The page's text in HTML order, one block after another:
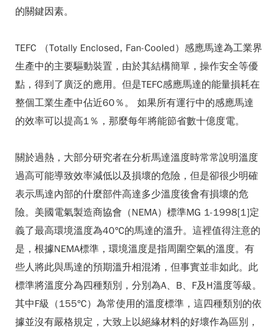
的關鍵因素。
TEFC （Totally Enclosed, Fan-Cooled）感應馬達為工業界
生產中的主要驅動裝置，由於其結構簡單，操作安全等優
點，得到了廣泛的應用。但是TEFC感應馬達的能量損耗在
整個工業生產中佔近60％。 如果所有運行中的感應馬達
的效率可以提高1％，那麼每年將能節省數十億度電。
關於過熱，大部分研究者在分析馬達溫度時常常說明溫度
過高可能導致效率減低以及損壞的危險，但是卻很少明確
表示馬達內部的什麼部件高達多少溫度後會有損壞的危
險。美國電氣製造商協會（NEMA）標準MG 1-1998[1]定
義了最高環境溫度為40°C的馬達的溫升。這裡值得注意的
是，根據NEMA標準，環境溫度是指周圍空氣的溫度。有
些人將此與馬達的預期溫升相混淆，但事實並非如此。此
標準將溫度分為四種類別，分別為A、B、F及H溫度等級。
其中F級（155°C）為常使用的溫度標準，這四種類別的依
據並沒有嚴格規定，大致上以絕緣材料的好壞作為區別，